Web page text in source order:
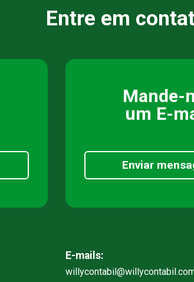
Entre em
Mande-
um E-
Enviar
E-mails: